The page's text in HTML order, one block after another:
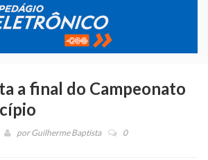
a final do Campeonato
porGuilherme Baptista 0